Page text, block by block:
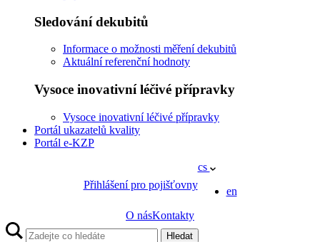
Sledování dekubitů
Informace o možnosti měření dekubitů
Aktuální referenční hodnoty
Vysoce inovativní léčivé přípravky
Vysoce inovativní léčivé přípravky
Portál ukazatelů kvality
Portál e-KZP
Přihlášení pro pojišťovny
cs
en
O násKontakty
Hledat